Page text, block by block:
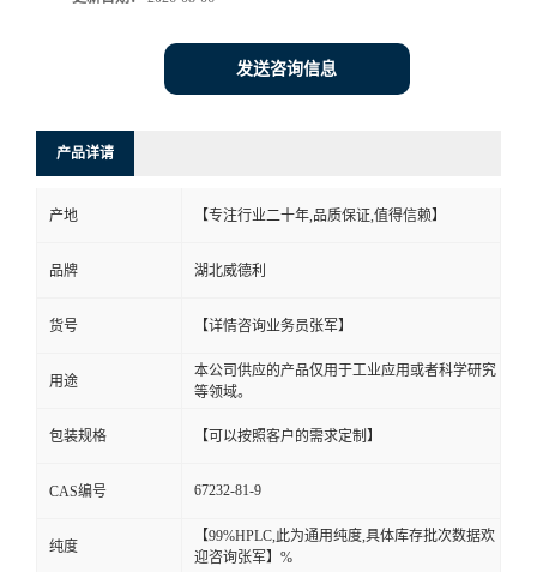
发送咨询信息
产品详请
产地 【专注行业二十年,品质保证,值得信赖】
品牌 湖北威德利
货号 【详情咨询业务员张军】
用途
本公司供应的产品仅用于工业应用或者科学研究
等领域。
包装规格 【可以按照客户的需求定制】
CAS编号 67232-81-9
纯度
【99%HPLC,此为通用纯度,具体库存批次数据欢
迎咨询张军】%